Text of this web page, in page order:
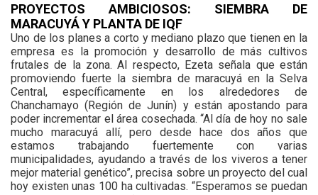
PROYECTOS AMBICIOSOS: SIEMBRA DE
MARACUYÁ Y PLANTA DE IQF
Uno de los planes a corto y mediano plazo que tienen en la
empresa es la promoción y desarrollo de más cultivos
frutales de la zona. Al respecto, Ezeta señala que están
promoviendo fuerte la siembra de maracuyá en la Selva
Central, específicamente en los alrededores de
Chanchamayo (Región de Junín) y están apostando para
poder incrementar el área cosechada. “Al día de hoy no sale
mucho maracuyá allí, pero desde hace dos años que
estamos trabajando fuertemente con varias
municipalidades, ayudando a través de los viveros a tener
mejor material genético”, precisa sobre un proyecto del cual
hoy existen unas 100 ha cultivadas. “Esperamos se puedan